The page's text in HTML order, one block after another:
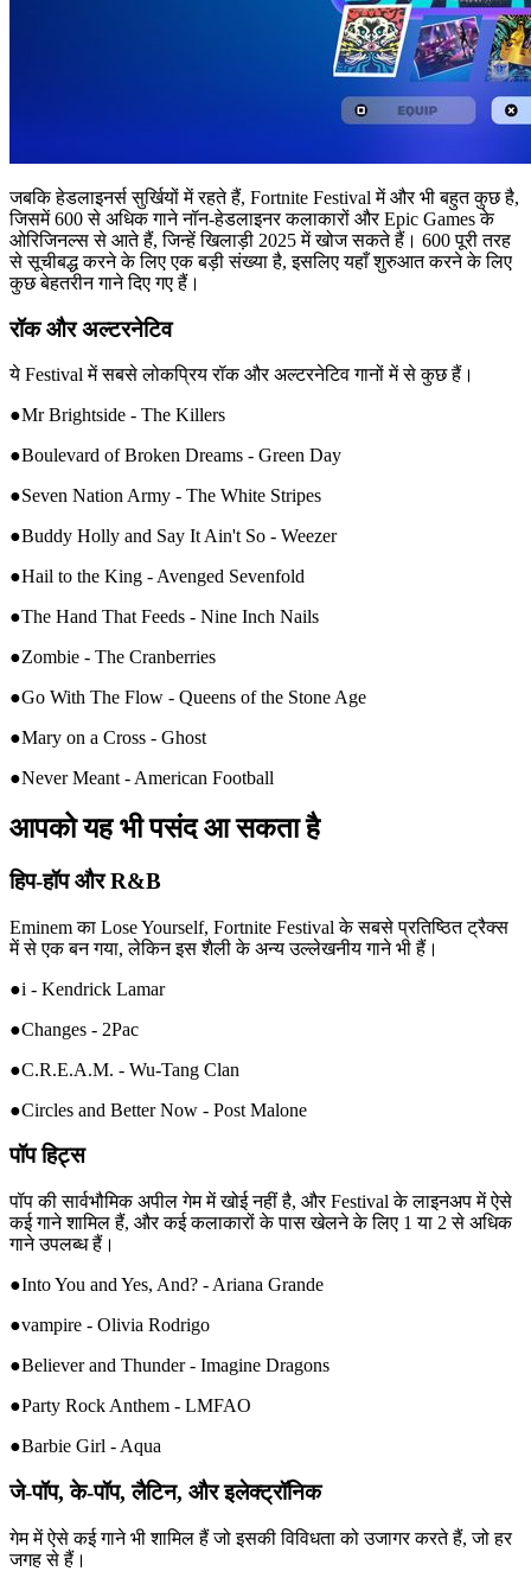
जबकि हेडलाइनर्स सुर्खियों में रहते हैं, Fortnite Festival में और भी बहुत कुछ है,
जिसमें 600 से अधिक गाने नॉन-हेडलाइनर कलाकारों और Epic Games के
ओरिजिनल्स से आते हैं, जिन्हें खिलाड़ी 2025 में खोज सकते हैं। 600 पूरी तरह
से सूचीबद्ध करने के लिए एक बड़ी संख्या है, इसलिए यहाँ शुरुआत करने के लिए
कुछ बेहतरीन गाने दिए गए हैं।
रॉक और अल्टरनेटिव
ये Festival में सबसे लोकप्रिय रॉक और अल्टरनेटिव गानों में से कुछ हैं।
●Mr Brightside - The Killers
●Boulevard of Broken Dreams - Green Day
●Seven Nation Army - The White Stripes
●Buddy Holly and Say It Ain't So - Weezer
●Hail to the King - Avenged Sevenfold
●The Hand That Feeds - Nine Inch Nails
●Zombie - The Cranberries
●Go With The Flow - Queens of the Stone Age
●Mary on a Cross - Ghost
●Never Meant - American Football
आपको यह भी पसंद आ सकता है
हिप-हॉप और R&B
Eminem का Lose Yourself, Fortnite Festival के सबसे प्रतिष्ठित ट्रैक्स
में से एक बन गया, लेकिन इस शैली के अन्य उल्लेखनीय गाने भी हैं।
●i - Kendrick Lamar
●Changes - 2Pac
●C.R.E.A.M. - Wu-Tang Clan
●Circles and Better Now - Post Malone
पॉप हिट्स
पॉप की सार्वभौमिक अपील गेम में खोई नहीं है, और Festival के लाइनअप में ऐसे
कई गाने शामिल हैं, और कई कलाकारों के पास खेलने के लिए 1 या 2 से अधिक
गाने उपलब्ध हैं।
●Into You and Yes, And? - Ariana Grande
●vampire - Olivia Rodrigo
●Believer and Thunder - Imagine Dragons
●Party Rock Anthem - LMFAO
●Barbie Girl - Aqua
जे-पॉप, के-पॉप, लैटिन, और इलेक्ट्रॉनिक
गेम में ऐसे कई गाने भी शामिल हैं जो इसकी विविधता को उजागर करते हैं, जो हर
जगह से हैं।